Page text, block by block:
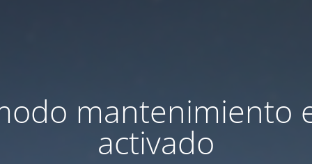
mantenimiento
activado